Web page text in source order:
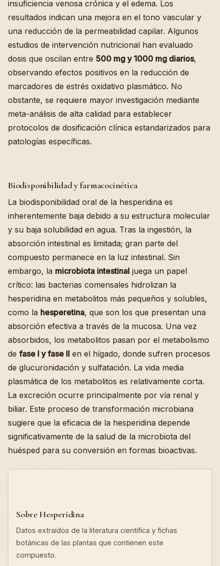
insuficiencia venosa crónica y el edema. Los
resultados indican una mejora en el tono vascular y
una reducción de la permeabilidad capilar. Algunos
estudios de intervención nutricional han evaluado
dosis que oscilan entre 500 mg y 1000 mg diarios,
observando efectos positivos en la reducción de
marcadores de estrés oxidativo plasmático. No
obstante, se requiere mayor investigación mediante
meta-análisis de alta calidad para establecer
protocolos de dosificación clínica estandarizados para
patologías específicas.
Biodisponibilidad y farmacocinética
La biodisponibilidad oral de la hesperidina es
inherentemente baja debido a su estructura molecular
y su baja solubilidad en agua. Tras la ingestión, la
absorción intestinal es limitada; gran parte del
compuesto permanece en la luz intestinal. Sin
embargo, la microbiota intestinal juega un papel
crítico: las bacterias comensales hidrolizan la
hesperidina en metabolitos más pequeños y solubles,
como la hesperetina, que son los que presentan una
absorción efectiva a través de la mucosa. Una vez
absorbidos, los metabolitos pasan por el metabolismo
de fase I y fase II en el hígado, donde sufren procesos
de glucuronidación y sulfatación. La vida media
plasmática de los metabolitos es relativamente corta.
La excreción ocurre principalmente por vía renal y
biliar. Este proceso de transformación microbiana
sugiere que la eficacia de la hesperidina depende
significativamente de la salud de la microbiota del
huésped para su conversión en formas bioactivas.
Sobre Hesperidina
Datos extraídos de la literatura científica y fichas
botánicas de las plantas que contienen este
compuesto.